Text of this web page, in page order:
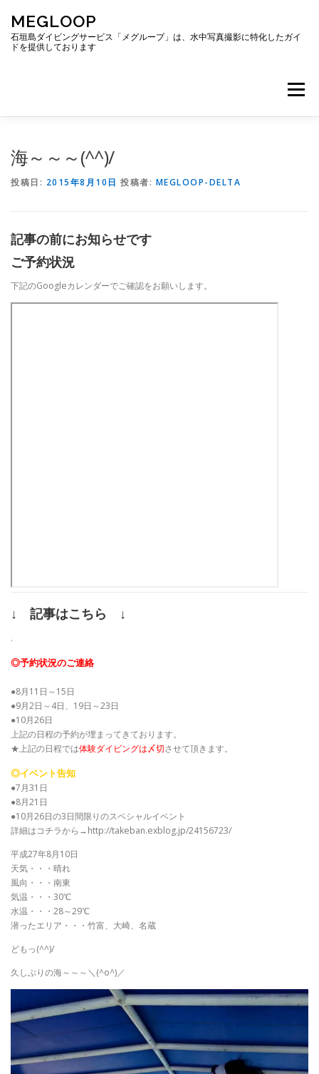
ッ
MEGLOOP
石垣島ダイビングサービス「メグループ」は、水中写真撮影に特化したガイ
ドを提供しております
メニュー
海～～～(^^)/
投稿日: 2015年8月10日 投稿者: MEGLOOP-DELTA
記事の前にお知らせです
ご予約状況
下記のGoogleカレンダーでご確認をお願いします。
↓ 記事はこちら ↓
.
◎予約状況のご連絡
●8月11日～15日
●9月2日～4日、19日～23日
●10月26日
上記の日程の予約が埋まってきております。
★上記の日程では体験ダイビングは〆切させて頂きます。
◎イベント告知
●7月31日
●8月21日
●10月26日の3日間限りのスペシャルイベント
詳細はコチラから→http://takeban.exblog.jp/24156723/
平成27年8月10日
天気・・・晴れ
風向・・・南東
気温・・・30℃
水温・・・28～29℃
潜ったエリア・・・竹富、大崎、名蔵
どもっ(^^)/
久しぶりの海～～～＼(^o^)／